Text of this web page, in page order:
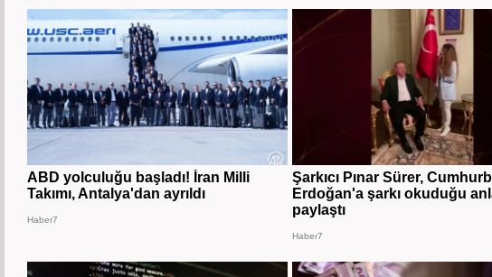
ABD yolculuğu başladı! İran Milli
Takımı, Antalya'dan ayrıldı
Haber7
Şarkıcı Pınar Sürer,
Erdoğan'a şarkı okuduğu
paylaştı
Haber7